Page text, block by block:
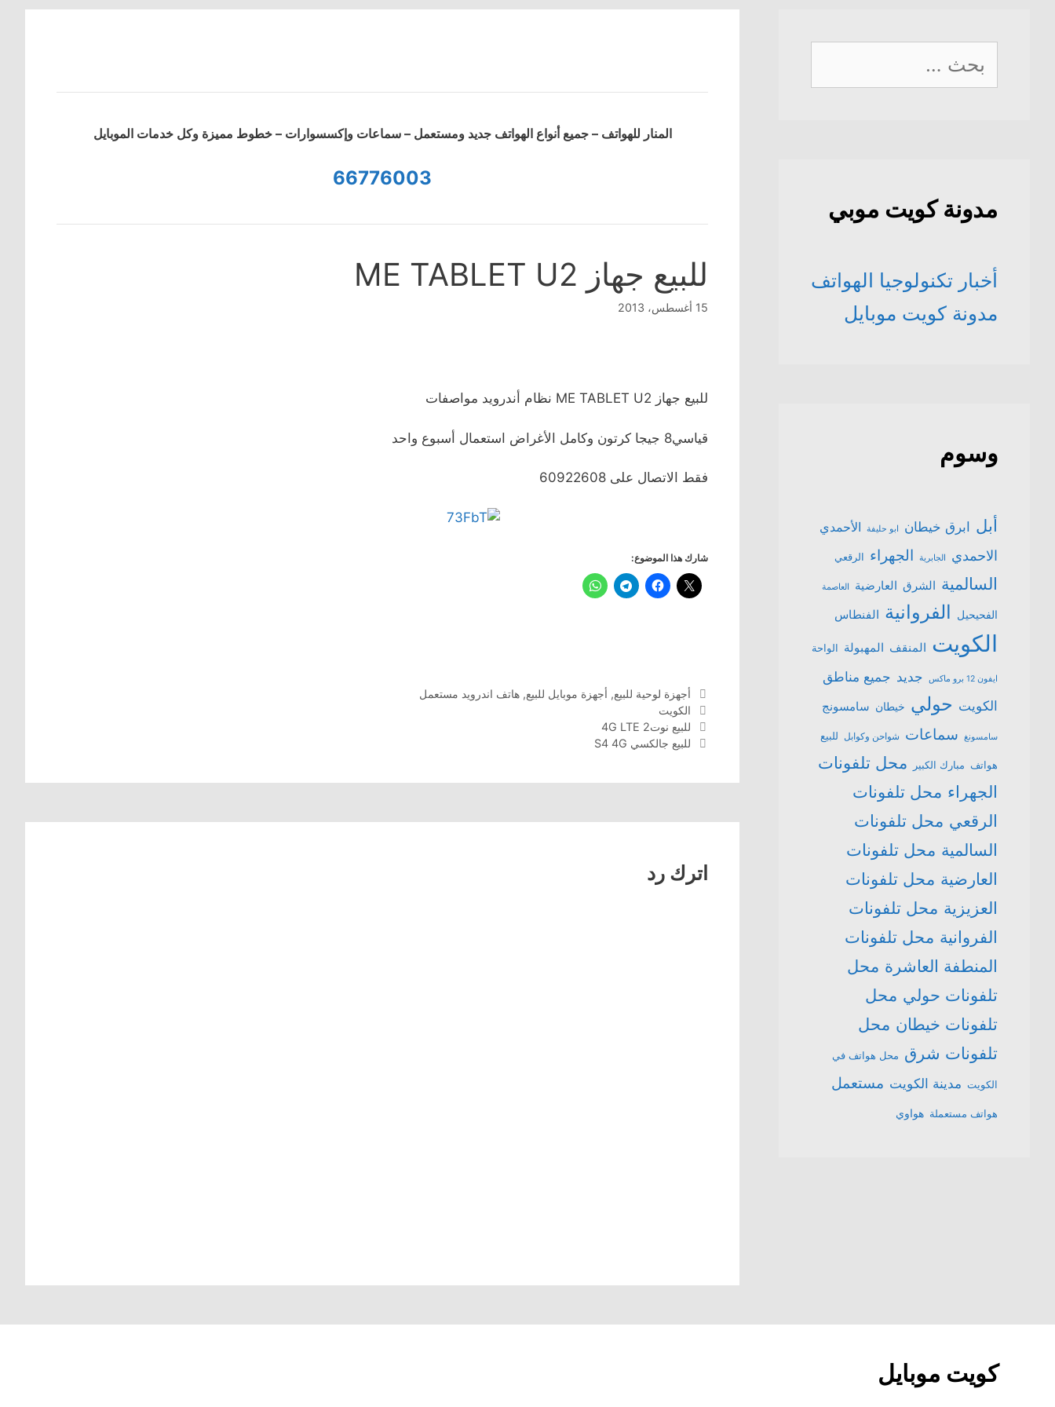
المنار للهواتف – جميع أنواع الهواتف جديد ومستعمل – سماعات وإكسسوارات – خطوط مميزة وكل خدمات الموبايل
66776003
للبيع جهاز ME TABLET U2
15 أغسطس، 2013
للبيع جهاز ME TABLET U2 نظام أندرويد مواصفات
قياسي8 جيجا كرتون وكامل الأغراض استعمال أسبوع واحد
فقط الاتصال على 60922608
شارك هذا الموضوع:
التصنيفات
أجهزة لوحية للبيع, أجهزة موبايل للبيع, هاتف اندرويد مستعمل
الوسوم
الكويت
للبيع نوت2 4G LTE
للبيع جالكسي S4 4G
اترك رد
البحث
عن:
مدونة كويت موبي
أخبار تكنولوجيا الهواتف
مدونة كويت موبايل
وسوم
أبل ابرق خيطان ابو حليفة الأحمدي
الاحمدي الجابرية الجهراء الرقعي
السالمية الشرق العارضية العاصمة
الفحيحيل الفروانية الفنطاس
الكويت المنقف المهبولة الواحة
ايفون 12 برو ماكس جديد جميع مناطق
الكويت حولي خيطان سامسونج
سامسونغ سماعات شواحن وكوابل للبيع
هواتف مبارك الكبير
محل تلفونات
الجهراء محل تلفونات
الرقعي محل تلفونات
السالمية محل تلفونات
العارضية محل تلفونات
العزيزية محل تلفونات
الفروانية محل تلفونات
المنطفة العاشرة محل
تلفونات حولي محل
تلفونات خيطان محل
تلفونات شرق محل هواتف في
الكويت مدينة الكويت مستعمل
هواتف مستعملة هواوي
كويت موبايل